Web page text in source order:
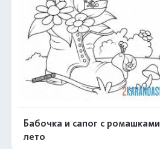
Бабочка и сапог с ромашками
лето